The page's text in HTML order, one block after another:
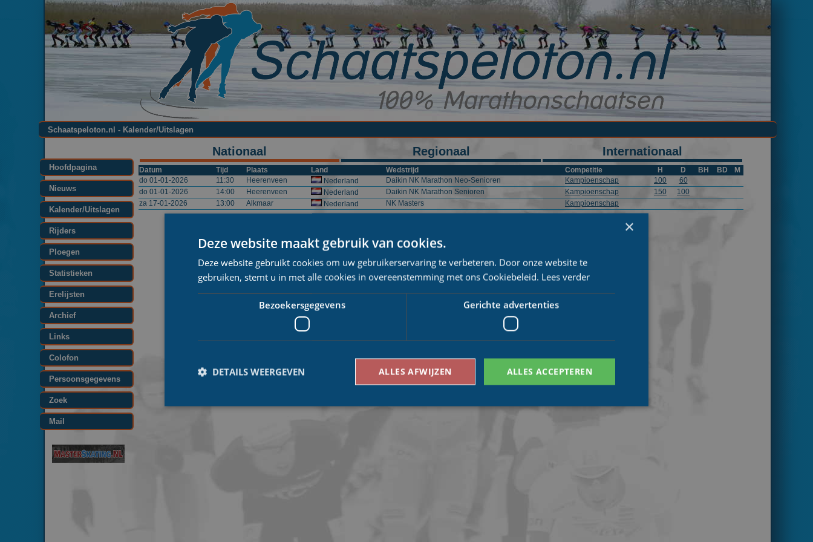
Schaatspeloton.nl - Kalender/Uitslagen
Hoofdpagina
Nieuws
Kalender/Uitslagen
Rijders
Ploegen
Statistieken
Erelijsten
Archief
Links
Colofon
Persoonsgegevens
Zoek
Mail
Nationaal Regionaal Internationaal
Datum Tijd Plaats Land Wedstrijd Competitie H D BH BD
M
do 01-01-2026
11:30 Heerenveen Nederland Daikin NK Marathon Neo-Senioren Kampioenschap 100
60
do 01-01-2026
14:00 Heerenveen Nederland Daikin NK Marathon Senioren Kampioenschap 150
100
za 17-01-2026
13:00 Alkmaar Nederland NK Masters Kampioenschap
×
Deze website maakt gebruik van cookies.
Deze website gebruikt cookies om uw gebruikerservaring te verbeteren. Door onze website te
gebruiken, stemt u in met alle cookies in overeenstemming met ons Cookiebeleid. Lees verder
Bezoekersgegevens Gerichte advertenties
ALLES ACCEPTEREN
ALLES AFWIJZEN
DETAILS WEERGEVEN